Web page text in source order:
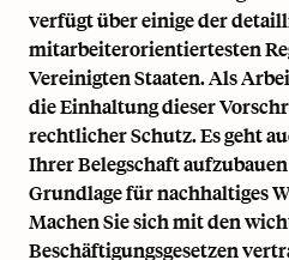
verfügt über einige der
mitarbeiterorientiertesten
Vereinigten Staaten. Als
die Einhaltung dieser
rechtlicher Schutz. Es geht
Ihrer Belegschaft
Grundlage für nachhaltiges
Machen Sie sich mit den
Beschäftigungsgesetzen